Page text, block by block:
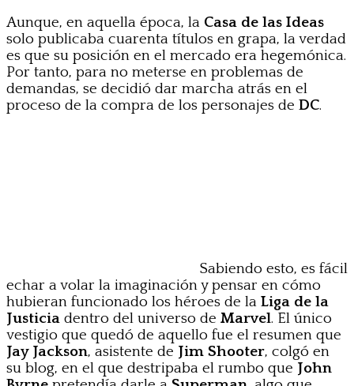
Aunque, en aquella época, la Casa de las Ideas
solo publicaba cuarenta títulos en grapa, la verdad
es que su posición en el mercado era hegemónica.
Por tanto, para no meterse en problemas de
demandas, se decidió dar marcha atrás en el
proceso de la compra de los personajes de DC.
Sabiendo esto, es fácil
echar a volar la imaginación y pensar en cómo
hubieran funcionado los héroes de la Liga de la
Justicia dentro del universo de Marvel. El único
vestigio que quedó de aquello fue el resumen que
Jay Jackson, asistente de Jim Shooter, colgó en
su blog, en el que destripaba el rumbo que John